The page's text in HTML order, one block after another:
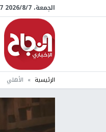
الجمعة، 7/‏8/‏2026 06:45:08 صباحاً
الرئيسية الأهلي